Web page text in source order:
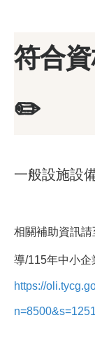
符合
✏️
一般設施設
相關補助資訊
導/115年中小企
https://